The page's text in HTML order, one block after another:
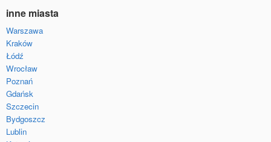
inne miasta
Warszawa
Kraków
Łódź
Wrocław
Poznań
Gdańsk
Szczecin
Bydgoszcz
Lublin